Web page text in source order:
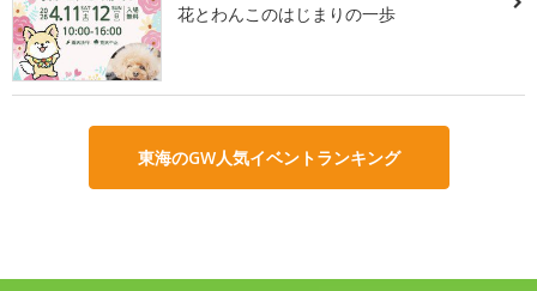
花とわんこのはじまりの一歩
東海のGW人気イベントランキング